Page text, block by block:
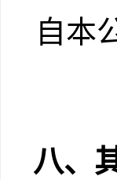
自本
八、